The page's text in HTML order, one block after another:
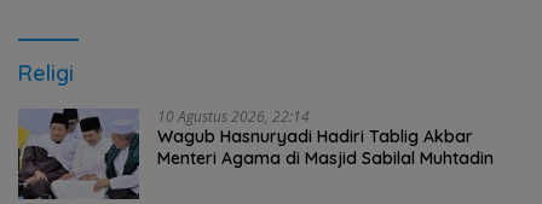
Religi
10 Agustus 2026, 22:14
Wagub Hasnuryadi Hadiri Tablig Akbar
Menteri Agama di Masjid Sabilal Muhtadin